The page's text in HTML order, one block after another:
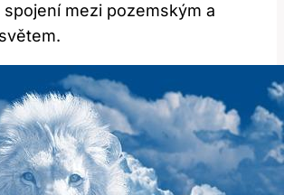
mezi pozemským a